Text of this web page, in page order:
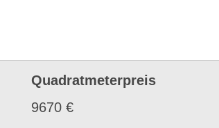
Quadratmeterpreis
9670 €